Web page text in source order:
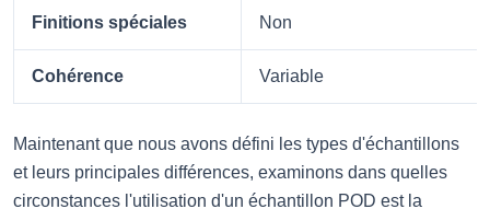
Finitions spéciales Non
Cohérence Variable
Maintenant que nous avons défini les types d'échantillons
et leurs principales différences, examinons dans quelles
circonstances l'utilisation d'un échantillon POD est la